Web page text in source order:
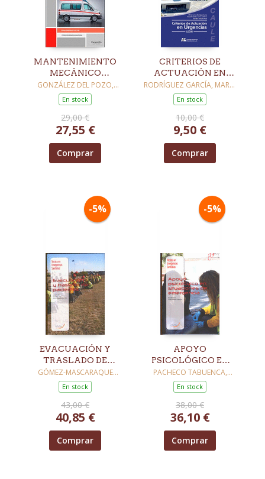
MANTENIMIENTO
MECÁNICO
PREVENTIVO DEL
VEHICULO
GONZÁLEZ DEL POZO,
JORGE
En stock
29,00 €
27,55 €
Comprar
CRITERIOS DE
ACTUACIÓN EN
URGENCIAS LEÓN
RODRÍGUEZ GARCÍA, MARÍA
DEL CARMEN / FERNÁNDEZ-
SAMOS GUTIÉRREZ, RAFAEL
En stock
10,00 €
9,50 €
Comprar
-5%
EVACUACIÓN Y
TRASLADO DE
PACIENTES
GÓMEZ-MASCARAQUE
PÉREZ, FRANCISCO JOSÉ /
BARBOLLA GARCÍA, JUAN
En stock
43,00 €
40,85 €
Comprar
-5%
APOYO
PSICOLÓGICO EN
SITUACIONES DE
EMERGENCIA
PACHECO TABUENCA,
TERESA / BARBOLLA
GARCÍA, JUAN ANTONIO /
PÉREZ, FRANCISCO JOSÉ
En stock
38,00 €
36,10 €
Comprar